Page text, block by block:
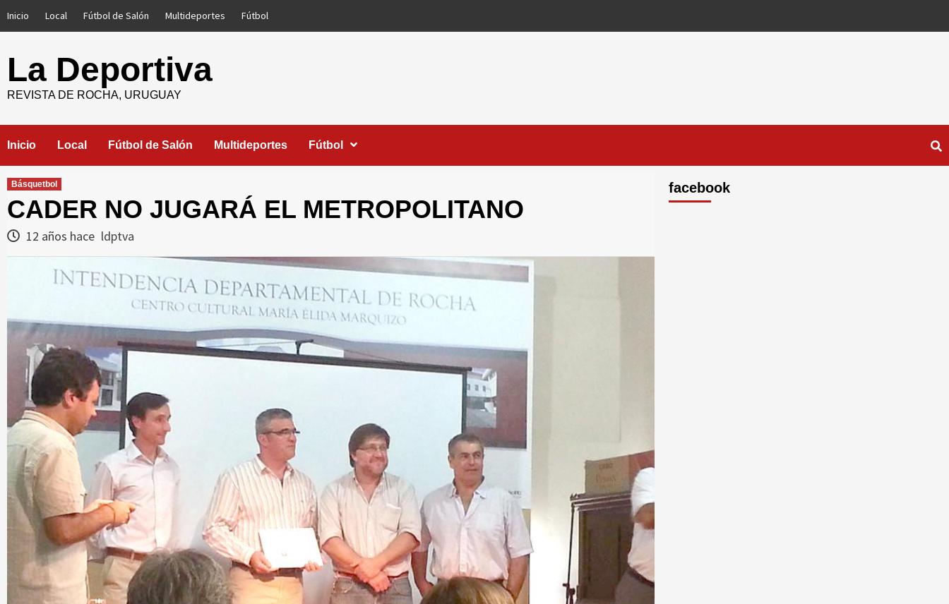
Inicio Local Fútbol de Salón Multideportes Fútbol
La Deportiva
REVISTA DE ROCHA, URUGUAY
Inicio Local Fútbol de Salón Multideportes Fútbol
Básquetbol
CADER NO JUGARÁ EL METROPOLITANO
12 años hace ldptva
facebook